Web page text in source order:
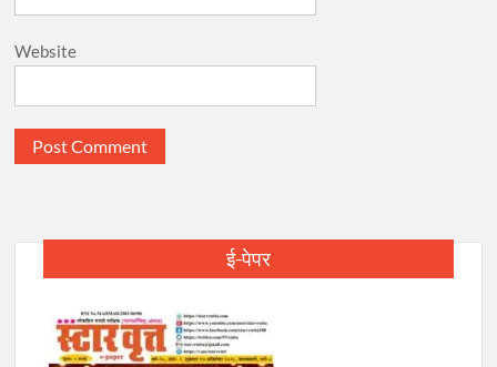
Website
ई-पेपर